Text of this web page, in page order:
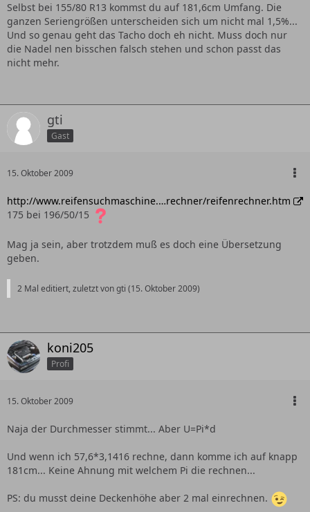
Selbst bei 155/80 R13 kommst du auf 181,6cm Umfang. Die
ganzen Seriengrößen unterscheiden sich um nicht mal 1,5%...
Und so genau geht das Tacho doch eh nicht. Muss doch nur
die Nadel nen bisschen falsch stehen und schon passt das
nicht mehr.
gti
Gast
15. Oktober 2009
http://www.reifensuchmaschine.…rechner/reifenrechner.htm
175 bei 196/50/15
Mag ja sein, aber trotzdem muß es doch eine Übersetzung
geben.
2 Mal editiert, zuletzt von gti (15. Oktober 2009)
koni205
Profi
15. Oktober 2009
Naja der Durchmesser stimmt... Aber U=Pi*d
Und wenn ich 57,6*3,1416 rechne, dann komme ich auf knapp
181cm... Keine Ahnung mit welchem Pi die rechnen...
PS: du musst deine Deckenhöhe aber 2 mal einrechnen.